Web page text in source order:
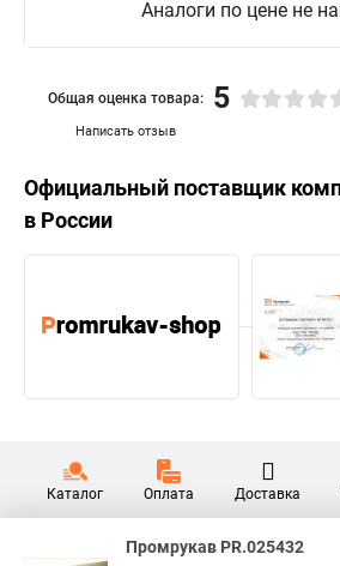
Аналоги по цене не
Написать отзыв
Общая оценка товара: 5
Официальный поставщик
в России
Каталог Оплата Доставка
Промрукав PR.025432